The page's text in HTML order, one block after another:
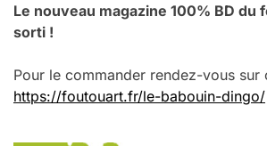
Le nouveau magazine 100% BD du
sorti !
Pour le commander rendez-vous sur
https://foutouart.fr/le-babouin-dingo/